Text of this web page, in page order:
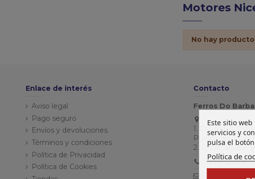
Motores
No hay
Enlace de interés
Aviso legal
Pago seguro
Envíos y devoluciones
Términos y condiciones
Política de Privacidad
Política de Cookies
Contacto
Ferros Do
1. Pol. Ind. a
Puebla del
2. C/ San Roque
981 862 103
Este sitio
servicios y
pulsa el
Política de